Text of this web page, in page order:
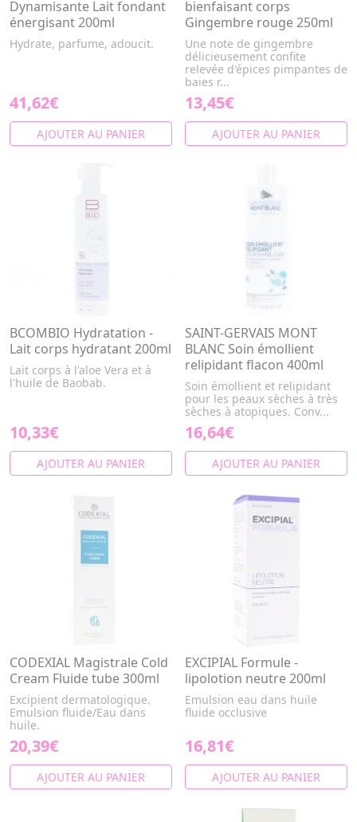
Dynamisante Lait fondant
énergisant 200ml
Hydrate, parfume, adoucit.
41,62€
AJOUTER AU PANIER
bienfaisant corps
Gingembre rouge 250ml
Une note de gingembre
délicieusement confite
relevée d'épices pimpantes de
baies r...
13,45€
AJOUTER AU PANIER
BCOMBIO Hydratation -
Lait corps hydratant 200ml
Lait corps à l'aloe Vera et à
l'huile de Baobab.
10,33€
AJOUTER AU PANIER
SAINT-GERVAIS MONT
BLANC Soin émollient
relipidant flacon 400ml
Soin émollient et relipidant
pour les peaux sèches à très
sèches à atopiques. Conv...
16,64€
AJOUTER AU PANIER
CODEXIAL Magistrale Cold
Cream Fluide tube 300ml
Excipient dermatologique.
Emulsion fluide/Eau dans
huile.
20,39€
AJOUTER AU PANIER
EXCIPIAL Formule -
lipolotion neutre 200ml
Emulsion eau dans huile
fluide occlusive
16,81€
AJOUTER AU PANIER